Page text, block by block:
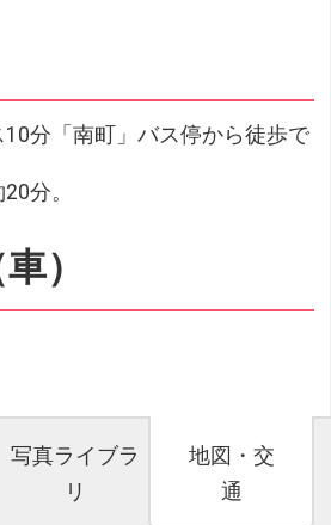
分「南町」バス停から徒歩で
分。
）
写真ライブラ
リ
地図・交
通